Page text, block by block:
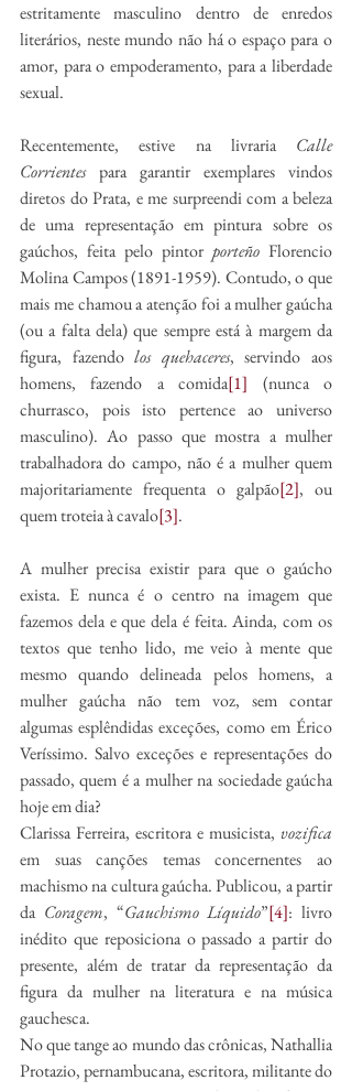
estritamente masculino dentro de enredos
literários, neste mundo não há o espaço para o
amor, para o empoderamento, para a liberdade
sexual.
Recentemente, estive na livraria Calle
Corrientes para garantir exemplares vindos
diretos do Prata, e me surpreendi com a beleza
de uma representação em pintura sobre os
gaúchos, feita pelo pintor porteño Florencio
Molina Campos (1891-1959). Contudo, o que
mais me chamou a atenção foi a mulher gaúcha
(ou a falta dela) que sempre está à margem da
figura, fazendo los quehaceres, servindo aos
homens, fazendo a comida[1] (nunca o
churrasco, pois isto pertence ao universo
masculino). Ao passo que mostra a mulher
trabalhadora do campo, não é a mulher quem
majoritariamente frequenta o galpão[2], ou
quem troteia à cavalo[3].
A mulher precisa existir para que o gaúcho
exista. E nunca é o centro na imagem que
fazemos dela e que dela é feita. Ainda, com os
textos que tenho lido, me veio à mente que
mesmo quando delineada pelos homens, a
mulher gaúcha não tem voz, sem contar
algumas esplêndidas exceções, como em Érico
Veríssimo. Salvo exceções e representações do
passado, quem é a mulher na sociedade gaúcha
hoje em dia?
Clarissa Ferreira, escritora e musicista,
em suas canções temas concernentes ao
machismo na cultura gaúcha. Publicou, a partir
da Coragem, “Gauchismo Líquido”[4]: livro
inédito que reposiciona o passado a partir do
presente, além de tratar da representação da
figura da mulher na literatura e na música
gauchesca.
No que tange ao mundo das crônicas, Nathallia
Protazio, pernambucana, escritora, militante do